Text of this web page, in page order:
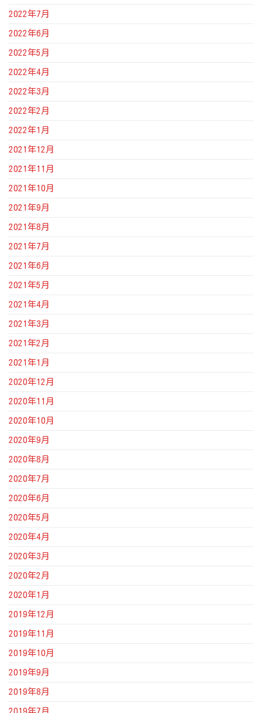
2022年7月
2022年6月
2022年5月
2022年4月
2022年3月
2022年2月
2022年1月
2021年12月
2021年11月
2021年10月
2021年9月
2021年8月
2021年7月
2021年6月
2021年5月
2021年4月
2021年3月
2021年2月
2021年1月
2020年12月
2020年11月
2020年10月
2020年9月
2020年8月
2020年7月
2020年6月
2020年5月
2020年4月
2020年3月
2020年2月
2020年1月
2019年12月
2019年11月
2019年10月
2019年9月
2019年8月
2019年7月